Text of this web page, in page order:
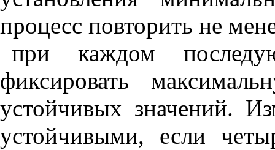
процесс повторить не
при каждом
фиксировать
устойчивых значений.
устойчивыми, если